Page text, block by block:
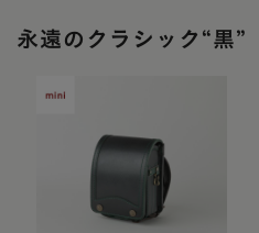
永遠のクラシック“黒”